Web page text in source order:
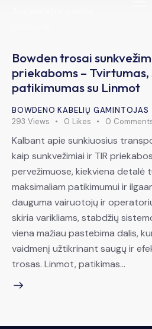
Bowden trosai
priekaboms –
patikimumas su Linmot
BOWDENO KABELIŲ GAMINTOJAS
293 Views 0 Likes 0
Kalbant apie sunkiuosius
kaip sunkvežimiai ir TIR
pervežimuose, kiekviena
maksimaliam patikimumui ir
dauguma vairuotojų ir
skiria varikliams, stabdžių
viena mažiau pastebima dalis,
vaidmenį užtikrinant saugų ir
trosas. Linmot, patikimas…